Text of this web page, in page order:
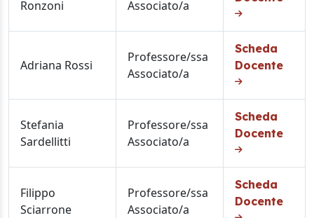
Ronzoni
Associato/a
Adriana Rossi
Professore/ssa
Associato/a
Scheda
Docente
Stefania
Sardellitti
Professore/ssa
Associato/a
Scheda
Docente
Filippo
Sciarrone
Professore/ssa
Associato/a
Scheda
Docente